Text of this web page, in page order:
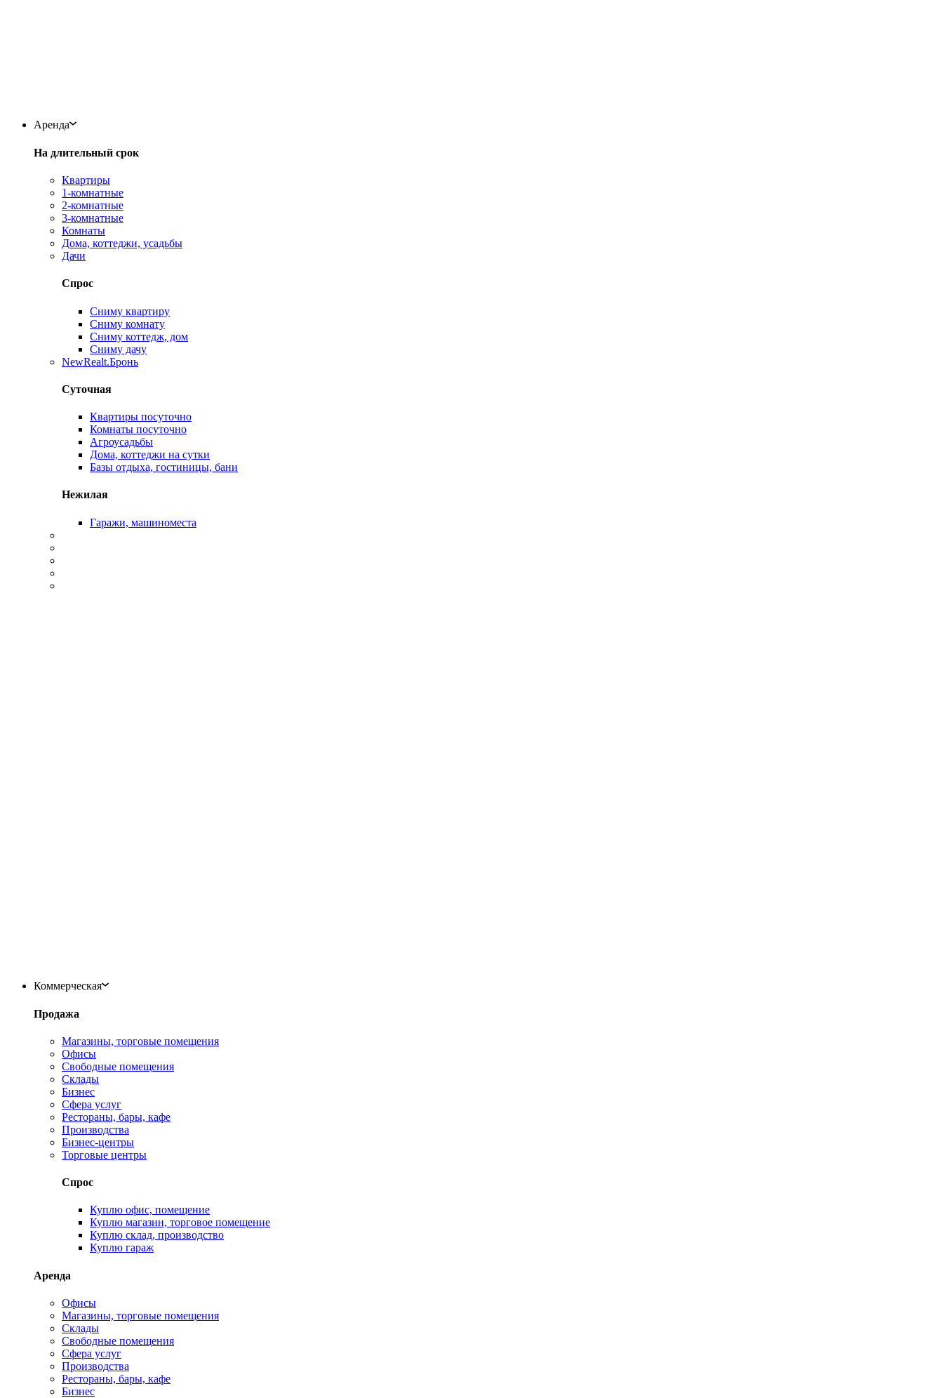
Аренда
На длительный срок
Квартиры
1-комнатные
2-комнатные
3-комнатные
Комнаты
Дома, коттеджи, усадьбы
Дачи
Спрос
Сниму квартиру
Сниму комнату
Сниму коттедж, дом
Сниму дачу
NewRealt.Бронь
Суточная
Квартиры посуточно
Комнаты посуточно
Агроусадьбы
Дома, коттеджи на сутки
Базы отдыха, гостиницы, бани
Нежилая
Гаражи, машиноместа
Коммерческая
Продажа
Магазины, торговые помещения
Офисы
Свободные помещения
Склады
Бизнес
Сфера услуг
Рестораны, бары, кафе
Производства
Бизнес-центры
Торговые центры
Спрос
Куплю офис, помещение
Куплю магазин, торговое помещение
Куплю склад, производство
Куплю гараж
Аренда
Офисы
Магазины, торговые помещения
Склады
Свободные помещения
Сфера услуг
Производства
Рестораны, бары, кафе
Бизнес